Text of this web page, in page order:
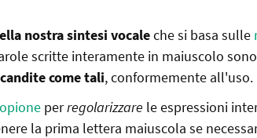
nostra sintesi vocaleche si basa sulle
scritte interamente in maiuscolo sono
come tali, conformemente all'uso.
perregolarizzare le espressioni
la prima lettera maiuscola se